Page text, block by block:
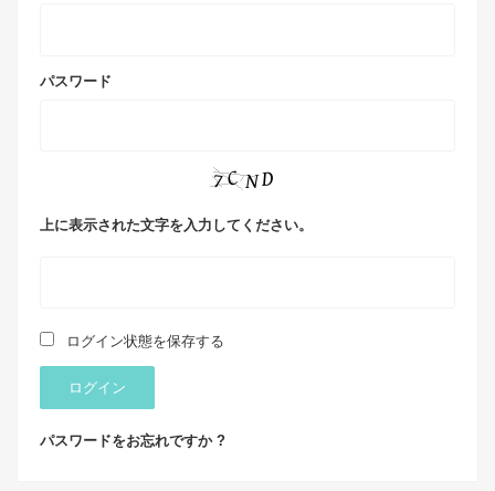
パスワード
上に表示された文字を入力してください。
ログイン状態を保存する
ログイン
パスワードをお忘れですか ?